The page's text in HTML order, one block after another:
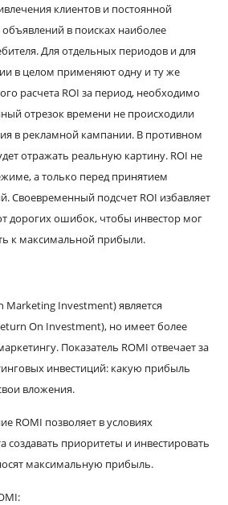
клиентов и постоянной
в поисках наиболее
Для отдельных периодов и для
в целом применяют одну и ту же
расчета ROI за период, необходимо
отрезок времени не происходили
в рекламной кампании. В противном
отражать реальную картину. ROI не
а только перед принятием
Своевременный подсчет ROI избавляет
дорогих ошибок, чтобы инвестор мог
к максимальной прибыли.
Marketing Investment) является
On Investment), но имеет более
Показатель ROMI отвечает за
инвестиций: какую прибыль
вложения.
ROMI позволяет в условиях
приоритеты и инвестировать
максимальную прибыль.